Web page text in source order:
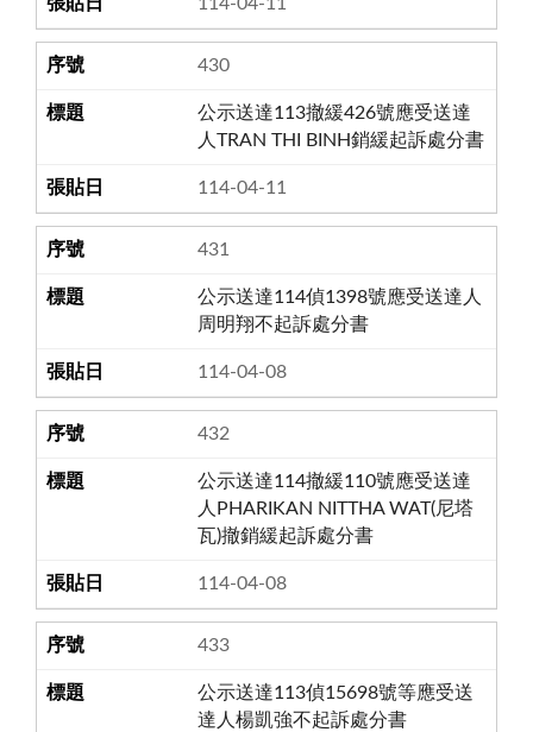
114-04-11
430
公示送達113撤緩426號應受送達
人TRAN THI BINH銷緩起訴處分書
114-04-11
431
公示送達114偵1398號應受送達人
周明翔不起訴處分書
114-04-08
432
公示送達114撤緩110號應受送達
人PHARIKAN NITTHA WAT(尼塔
瓦)撤銷緩起訴處分書
114-04-08
433
公示送達113偵15698號等應受送
達人楊凱強不起訴處分書